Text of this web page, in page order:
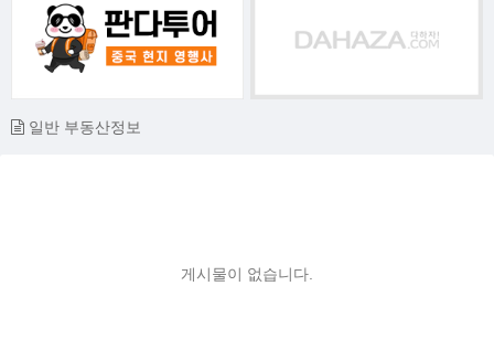
일반 부동산정보
게시물이 없습니다.